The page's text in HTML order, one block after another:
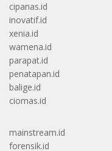
cipanas.id
inovatif.id
xenia.id
wamena.id
parapat.id
penatapan.id
balige.id
ciomas.id
mainstream.id
forensik.id